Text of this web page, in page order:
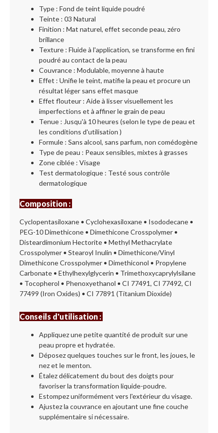
Type : Fond de teint liquide poudré
Teinte : 03 Natural
Finition : Mat naturel, effet seconde peau, zéro
brillance
Texture : Fluide à l'application, se transforme en fini
poudré au contact de la peau
Couvrance : Modulable, moyenne à haute
Effet : Unifie le teint, matifie la peau et procure un
résultat léger sans effet masque
Effet flouteur : Aide à lisser visuellement les
imperfections et à affiner le grain de peau
Tenue : Jusqu'à 10 heures (selon le type de peau et
les conditions d'utilisation )
Formule : Sans alcool, sans parfum, non comédogène
Type de peau : Peaux sensibles, mixtes à grasses
Zone ciblée : Visage
Test dermatologique : Testé sous contrôle
dermatologique
Composition :
Cyclopentasiloxane • Cyclohexasiloxane • Isododecane •
PEG-10 Dimethicone • Dimethicone Crosspolymer •
Disteardimonium Hectorite • Methyl Methacrylate
Crosspolymer • Stearoyl Inulin • Dimethicone/Vinyl
Dimethicone Crosspolymer • Dimethiconol • Propylene
Carbonate • Ethylhexylglycerin • Trimethoxycaprylylsilane
• Tocopherol • Phenoxyethanol • CI 77491, CI 77492, CI
77499 (Iron Oxides) • CI 77891 (Titanium Dioxide)
Conseils d'utilisation :
Appliquez une petite quantité de produit sur une
peau propre et hydratée.
Déposez quelques touches sur le front, les joues, le
nez et le menton.
Étalez délicatement du bout des doigts pour
favoriser la transformation liquide-poudre.
Estompez uniformément vers l'extérieur du visage.
Ajustez la couvrance en ajoutant une fine couche
supplémentaire si nécessaire.